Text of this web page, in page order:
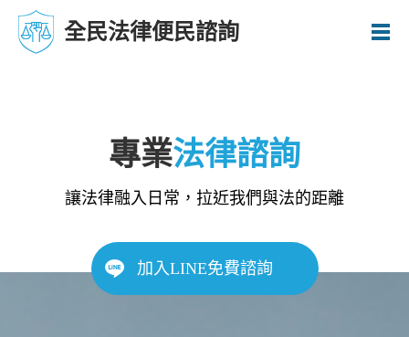
全民法律便民諮詢
專業法律諮詢
讓法律融入日常，拉近我們與法的距離
加入LINE免費諮詢